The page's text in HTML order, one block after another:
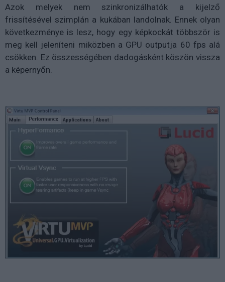
Azok melyek nem szinkronizálhatók a kijelző
frissítésével szimplán a kukában landolnak. Ennek olyan
következménye is lesz, hogy egy képkockát többször is
meg kell jeleníteni miközben a GPU outputja 60 fps alá
csökken. Ez összességében dadogásként köszön vissza
a képernyőn.